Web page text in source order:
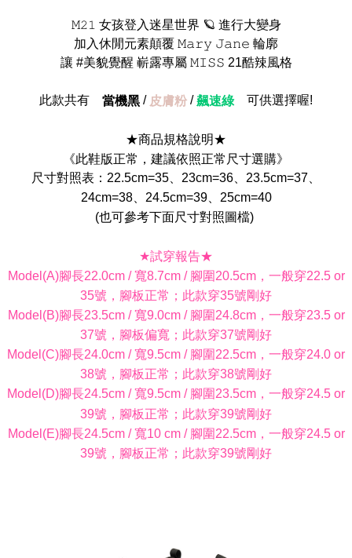
𝙼𝟸𝟷 女孩登入迷星世界 🪐 進行大變身
加入休閒元素顛覆 𝙼𝚊𝚛𝚢 𝙹𝚊𝚗𝚎 輪廓
讓 #美貌覺醒 嶄露專屬 𝙼𝙸𝚂𝚂 21酷辣風格
此款共有 當機黑 / 皮膚粉 /飆速綠可供選擇喔!
★商品規格說明★
《此鞋版正常，建議依照正常尺寸選購》
尺寸對照表：22.5cm=35、23cm=36、23.5cm=37、
24cm=38、24.5cm=39、25cm=40
(也可參考下面尺寸對照圖檔)
★試穿報告★
Model(A)腳長22.0cm / 寬8.7cm / 腳圍20.5cm，一般穿22.5 or
35號，腳板正常；此款穿35號剛好
Model(B)腳長23.5cm / 寬9.0cm / 腳圍24.8cm，一般穿23.5 or
37號，腳板偏寬；此款穿37號剛好
Model(C)腳長24.0cm / 寬9.5cm / 腳圍22.5cm，一般穿24.0 or
38號，腳板正常；此款穿38號剛好
Model(D)腳長24.5cm / 寬9.5cm / 腳圍23.5cm，一般穿24.5 or
39號，腳板正常；此款穿39號剛好
Model(E)腳長24.5cm / 寬10 cm / 腳圍22.5cm，一般穿24.5 or
39號，腳板正常；此款穿39號剛好